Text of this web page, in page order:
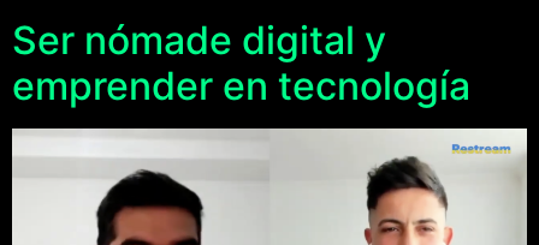
Ser nómade digital y
emprender en tecnología